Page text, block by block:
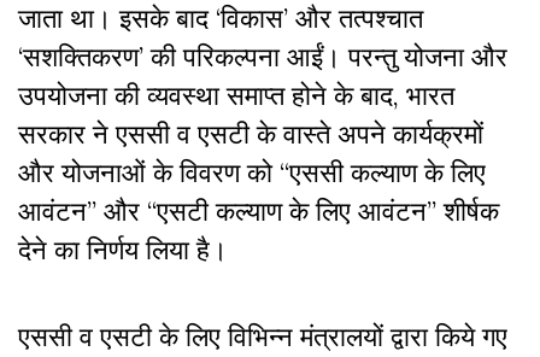
जाता था। इसके बाद ‘विकास’ और तत्पश्चात
‘सशक्तिकरण’ की परिकल्पना आईं। परन्तु योजना और
उपयोजना की व्यवस्था समाप्त होने के बाद, भारत
सरकार ने एससी व एसटी के वास्ते अपने कार्यक्रमों
और योजनाओं के विवरण को “एससी कल्याण के लिए
आवंटन” और “एसटी कल्याण के लिए आवंटन” शीर्षक
देने का निर्णय लिया है।
एससी व एसटी के लिए विभिन्न मंत्रालयों द्वारा किये गए